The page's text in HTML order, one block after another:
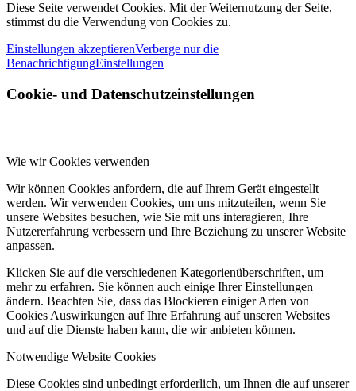
Diese Seite verwendet Cookies. Mit der Weiternutzung der Seite,
stimmst du die Verwendung von Cookies zu.
Einstellungen akzeptierenVerberge nur die
BenachrichtigungEinstellungen
Cookie- und Datenschutzeinstellungen
Wie wir Cookies verwenden
Wir können Cookies anfordern, die auf Ihrem Gerät eingestellt
werden. Wir verwenden Cookies, um uns mitzuteilen, wenn Sie
unsere Websites besuchen, wie Sie mit uns interagieren, Ihre
Nutzererfahrung verbessern und Ihre Beziehung zu unserer Website
anpassen.
Klicken Sie auf die verschiedenen Kategorienüberschriften, um
mehr zu erfahren. Sie können auch einige Ihrer Einstellungen
ändern. Beachten Sie, dass das Blockieren einiger Arten von
Cookies Auswirkungen auf Ihre Erfahrung auf unseren Websites
und auf die Dienste haben kann, die wir anbieten können.
Notwendige Website Cookies
Diese Cookies sind unbedingt erforderlich, um Ihnen die auf unserer